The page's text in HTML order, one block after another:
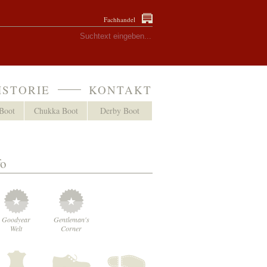
Fachhandel
Chukka Boot Derby Boot
KONTAKT
Goodyear
Welt
Gentleman's
Corner